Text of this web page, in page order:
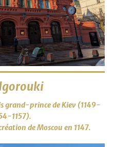
grand-prince de Kiev (1149-
1157).
de Moscou en 1147.